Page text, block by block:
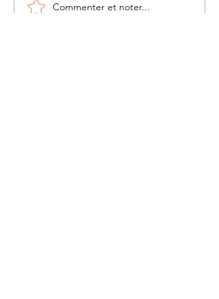
Nouveauté au camp de
Commenter et noter...